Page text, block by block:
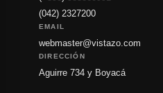
(042) 2327200
EMAIL
webmaster@vistazo.com
DIRECCIÓN
Aguirre 734 y Boyacá